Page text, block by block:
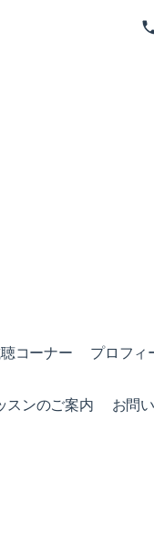
コーナー プロフィ
スンのご案内 お問